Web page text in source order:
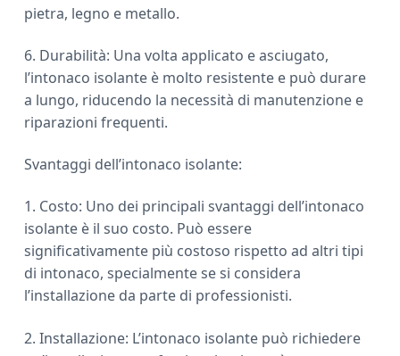
pietra, legno e metallo.
6. Durabilità: Una volta applicato e asciugato,
l’intonaco isolante è molto resistente e può durare
a lungo, riducendo la necessità di manutenzione e
riparazioni frequenti.
Svantaggi dell’intonaco isolante:
1. Costo: Uno dei principali svantaggi dell’intonaco
isolante è il suo costo. Può essere
significativamente più costoso rispetto ad altri tipi
di intonaco, specialmente se si considera
l’installazione da parte di professionisti.
2. Installazione: L’intonaco isolante può richiedere